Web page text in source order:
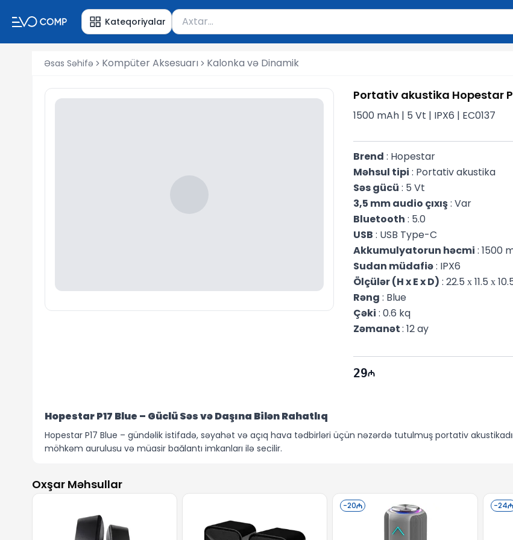
Kateqoriyalar Məhsul axtar
Axtarış üçün ən azı 2 simvol yazın. Göndərmək üçün Enter düyməsini
Əsas Səhifə Kompüter Aksesuarı Kalonka və Dinamik
Portativ akustika Hopestar
1500 mAh | 5 Vt | IPX6 | EC0137
Brend : Hopestar
Məhsul tipi : Portativ akustika
Səs gücü : 5 Vt
3,5 mm audio çıxış : Var
Bluetooth : 5.0
USB : USB Type-C
Akkumulyatorun həcmi : 1500
Sudan müdafiə : IPX6
Ölçülər (H x E x D) : 22.5 х 11.5 х
Rəng : Blue
Çəki : 0.6 kq
Zəmanət : 12 ay
29
Hopestar P17 Blue – Güclü Səs və Daşına Bilən Rahatlıq
Hopestar P17 Blue – gündəlik istifadə, səyahət və açıq hava tədbirləri üçün nəzərdə tutulmuş portativ
möhkəm quruluşu və müasir bağlantı imkanları ilə seçilir.
sürətli və sabit bağlantı təmin olunur. Əlavə olaraq, 3.5 mm audio çıxışı və USB Type-C dəstəyi cihazın
1500 mAh tutumlu akkumulyator uzunmüddətli musiqi dinləmə imkanı yaradır. Açıq havada və hərəkətdə olan
səviyyəsində suya davamlılıq isə Hopestar P17 Blue-nu istər sahildə, istər hovuz kənarında, istərsə də yağışlı
22.5 x 11.5 x 10.5 sm ölçüləri sayəsində asanlıqla çantada daşına bilən bu model, portativlik və funksionallığı bir
Oxşar Məhsullar
-20 -24